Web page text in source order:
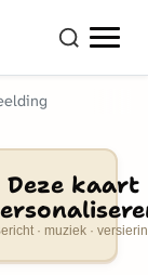
Deze kaart
· muziek ·